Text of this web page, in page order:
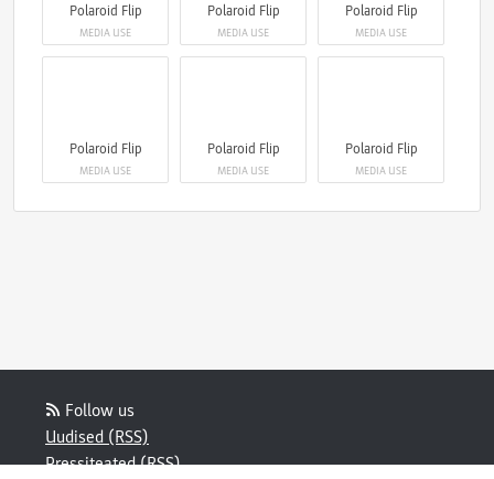
Polaroid Flip
MEDIA USE
Polaroid Flip
MEDIA USE
Polaroid Flip
MEDIA USE
Polaroid Flip
MEDIA USE
Polaroid Flip
MEDIA USE
Polaroid Flip
MEDIA USE
Follow us
Uudised (RSS)
Pressiteated (RSS)